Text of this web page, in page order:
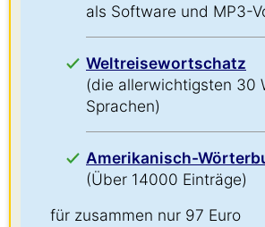
als Software und MP3-
Weltreisewortschatz
(die allerwichtigsten 30
Sprachen)
Amerikanisch-
(Über 14000 Einträge)
für zusammen nur 97 Euro